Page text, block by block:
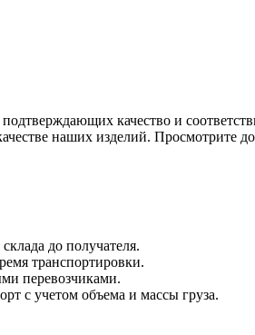
качество и
наших изделий. Просмотрите
до получателя.
транспортировки.
перевозчиками.
с учетом объема и массы груза.